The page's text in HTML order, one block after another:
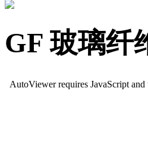
GF 玻璃纤